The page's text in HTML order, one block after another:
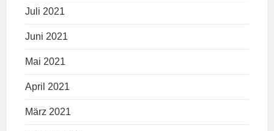
Juli 2021
Juni 2021
Mai 2021
April 2021
März 2021